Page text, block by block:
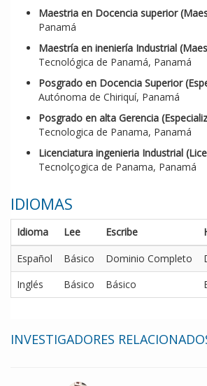
Maestria en Docencia superior
Panamá
Maestría en ineniería Industrial
Tecnológica de Panamá, Panamá
Posgrado en Docencia Superior
Autónoma de Chiriquí, Panamá
Posgrado en alta Gerencia
Tecnologica de Panama, Panamá
Licenciatura ingenieria Industrial
Tecnolçogica de Panama, Panamá
IDIOMAS
Idioma Lee Escribe
Español
Básico Dominio Completo
Inglés
Básico Básico
INVESTIGADORES